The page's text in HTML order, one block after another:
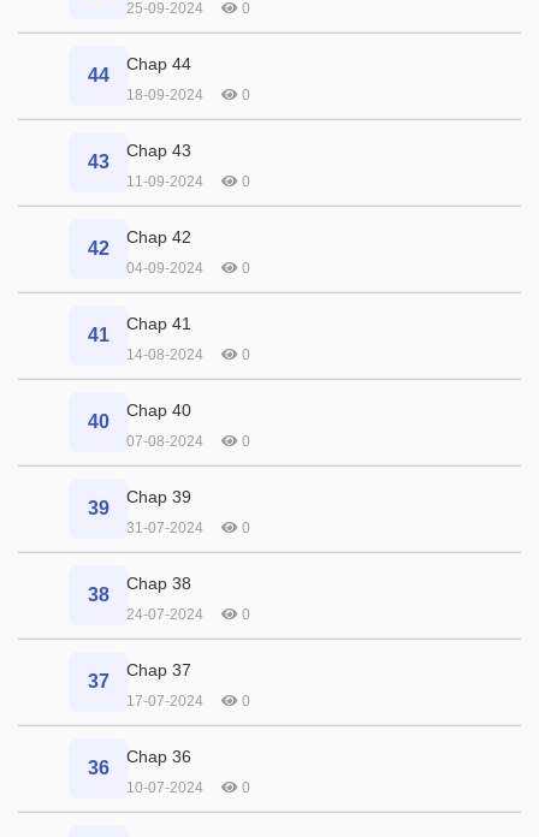
25-09-2024 0
44
Chap 44
18-09-2024 0
43
Chap 43
11-09-2024 0
42
Chap 42
04-09-2024 0
41
Chap 41
14-08-2024 0
40
Chap 40
07-08-2024 0
39
Chap 39
31-07-2024 0
38
Chap 38
24-07-2024 0
37
Chap 37
17-07-2024 0
36
Chap 36
10-07-2024 0